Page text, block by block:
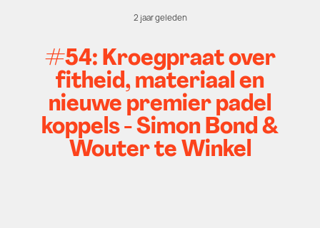
2 jaar geleden
#54: Kroegpraat over
fitheid, materiaal en
nieuwe premier padel
koppels - Simon Bond &
Wouter te Winkel